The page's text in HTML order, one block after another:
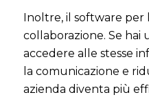
Inoltre, il software per
collaborazione. Se hai
accedere alle stesse
la comunicazione e
azienda diventa più